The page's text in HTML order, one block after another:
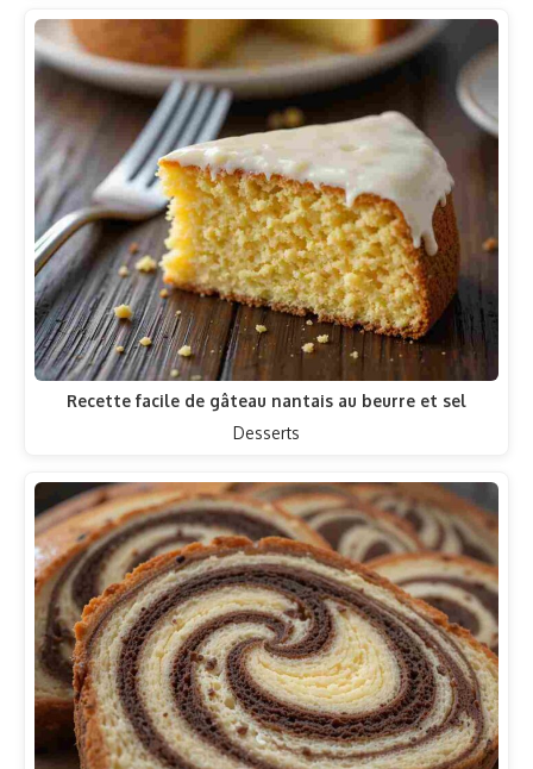
Recette facile de gâteau nantais au beurre et sel
Desserts